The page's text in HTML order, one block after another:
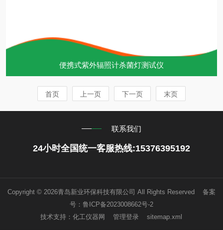
便携式紫外辐照计杀菌灯测试仪
首页 上一页 下一页 末页
联系我们
24小时全国统一客服热线:15376395192
Copyright © 2026青岛新业环保科技有限公司 All Rights Reserved 备案
号： 鲁ICP备2023008662号-2
技术支持：化工仪器网 管理登录 sitemap.xml